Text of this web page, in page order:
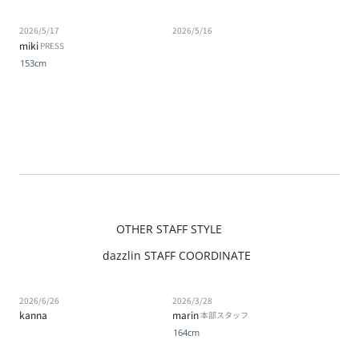
miki PRESS
2026/5/17
153cm
2026/5/16
OTHER STAFF STYLE
dazzlin STAFF COORDINATE
kanna
2026/6/26
marin本部スタッフ
2026/3/28
164cm